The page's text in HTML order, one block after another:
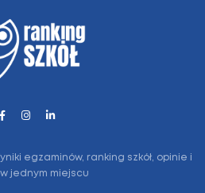
egzaminów, ranking szkół, opinie i
jednym miejscu